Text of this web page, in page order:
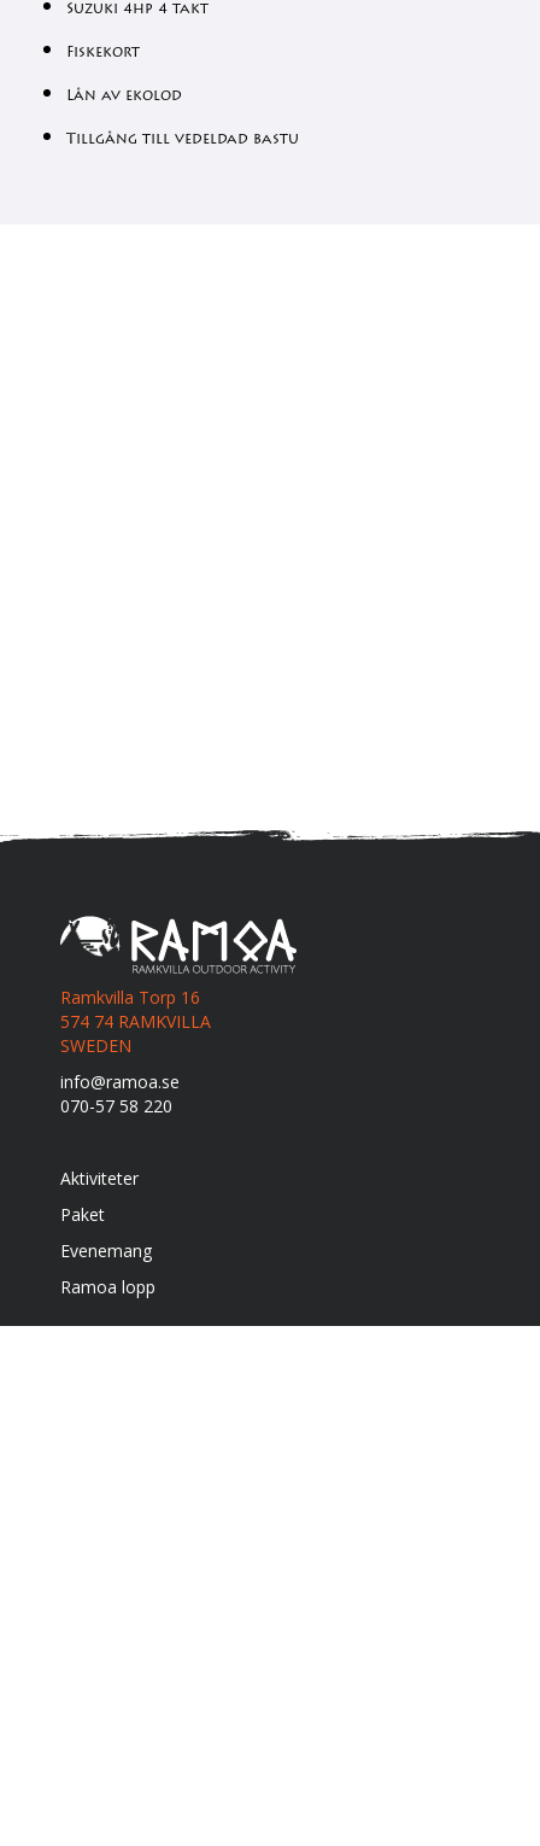
Suzuki 4hp 4 takt
Fiskekort
Lån av ekolod
Tillgång till vedeldad bastu
Ramkvilla Torp 16
574 74 RAMKVILLA
SWEDEN
info@ramoa.se
070-57 58 220
Aktiviteter
Paket
Evenemang
Ramoa lopp